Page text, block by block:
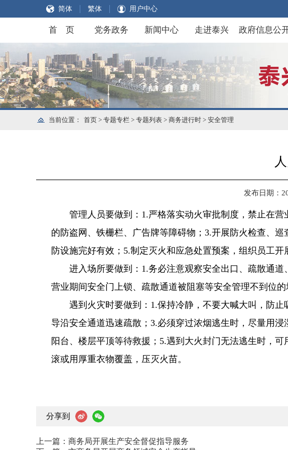
简体 繁体 用户中心
首 页 党务政务 新闻中心 走进泰兴 政府信息公
当前位置： 首页 > 专题专栏 > 专题列表 > 商务进行时 > 安全管理
发布日期：
管理人员要做到：1.严格落实动火审批制度，禁止在
的防盗网、铁栅栏、广告牌等障碍物；3.开展防火检查、
防设施完好有效；5.制定灭火和应急处置预案，组织员工开
进入场所要做到：1.务必注意观察安全出口、疏散通
营业期间安全门上锁、疏散通道被阻塞等安全管理不到位
遇到火灾时要做到：1.保持冷静，不要大喊大叫，防
导沿安全通道迅速疏散；3.必须穿过浓烟逃生时，尽量用
阳台、楼层平顶等待救援；5.遇到大火封门无法逃生时，
滚或用厚重衣物覆盖，压灭火苗。
分享到
上一篇： 商务局开展生产安全督促指导服务